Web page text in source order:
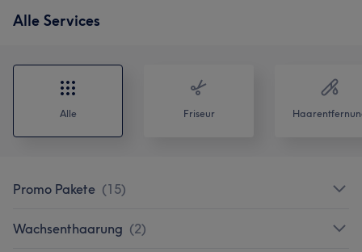
Alle Services
Alle Friseur
Promo Pakete (15)
Wachsenthaarung (2)